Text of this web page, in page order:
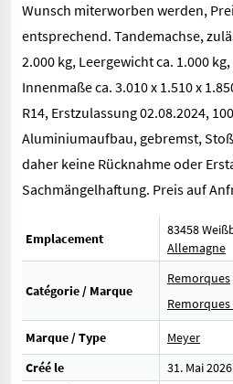
Wunsch miterworben werden,
entsprechend. Tandemachse,
2.000 kg, Leergewicht ca. 1.000
Innenmaße ca. 3.010 x 1.510 x
R14, Erstzulassung 02.08.2024,
Aluminiumaufbau, gebremst,
daher keine Rücknahme oder
Sachmängelhaftung. Preis auf
Emplacement
83458
Allemagne
Catégorie / Marque
Remorques
Marque / Type
Meyer
Créé le
31. Mai